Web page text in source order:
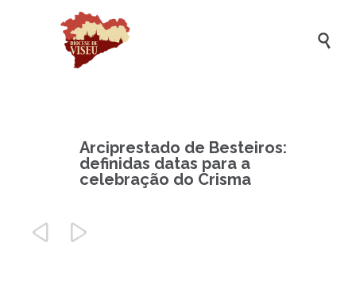

Arciprestado de Besteiros:
definidas datas para a
celebração do Crisma
 